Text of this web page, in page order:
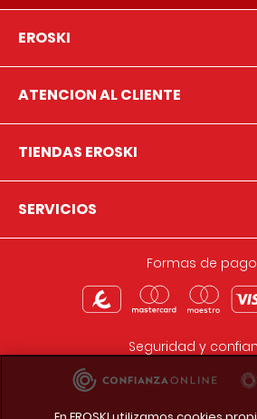
EROSKI
ATENCION AL CLIENTE
TIENDAS EROSKI
SERVICIOS
Formas de
Seguridad y